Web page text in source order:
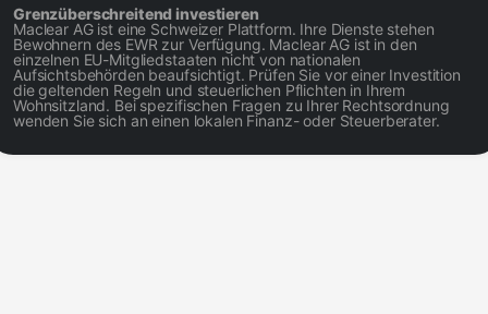
Grenzüberschreitend investieren
Maclear AG ist eine Schweizer Plattform. Ihre Dienste stehen
Bewohnern des EWR zur Verfügung. Maclear AG ist in den
einzelnen EU-Mitgliedstaaten nicht von nationalen
Aufsichtsbehörden beaufsichtigt. Prüfen Sie vor einer Investition
die geltenden Regeln und steuerlichen Pflichten in Ihrem
Wohnsitzland. Bei spezifischen Fragen zu Ihrer Rechtsordnung
wenden Sie sich an einen lokalen Finanz- oder Steuerberater.